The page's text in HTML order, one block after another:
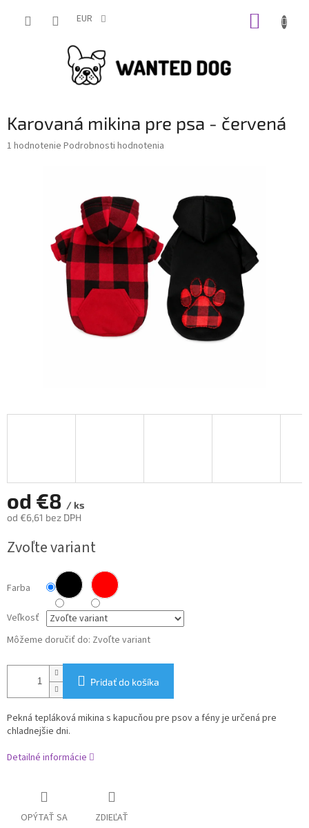
EUR
Karovaná mikina pre psa - červená
Priemerné
hviezdičiek.
1 hodnotenie Podrobnosti hodnotenia
od €8 / ks
od €6,61 bez DPH
cena:
Zvoľte variant
Farba
Veľkosť
Môžeme doručiť do: Zvoľte variant
Pridať do košíka
Pekná tepláková mikina s kapucňou pre psov a fény je určená pre
chladnejšie dni.
Detailné informácie
OPÝTAŤ SA ZDIEĽAŤ